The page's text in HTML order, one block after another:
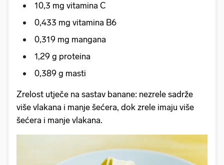
10,3 mg vitamina C
0,433 mg vitamina B6
0,319 mg mangana
1,29 g proteina
0,389 g masti
Zrelost utječe na sastav banane: nezrele sadrže
više vlakana i manje šećera, dok zrele imaju više
šećera i manje vlakana.